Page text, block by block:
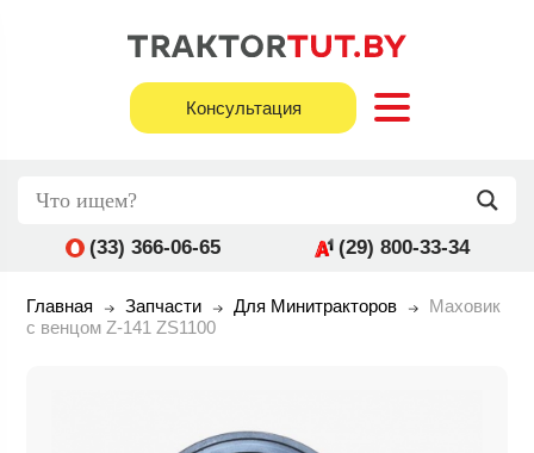
Консультация
(33) 366-06-65 (29) 800-33-34
Главная Запчасти Для Минитракторов
Маховик
с венцом Z-141 ZS1100